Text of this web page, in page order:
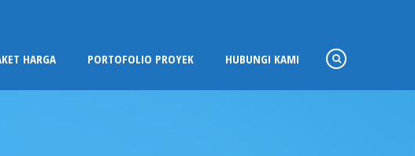
HARGA PORTOFOLIO PROYEK HUBUNGI KAMI